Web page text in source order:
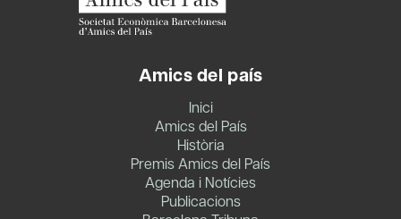
Amics del país
Inici
Amics del País
Història
Premis Amics del País
Agenda i Notícies
Publicacions